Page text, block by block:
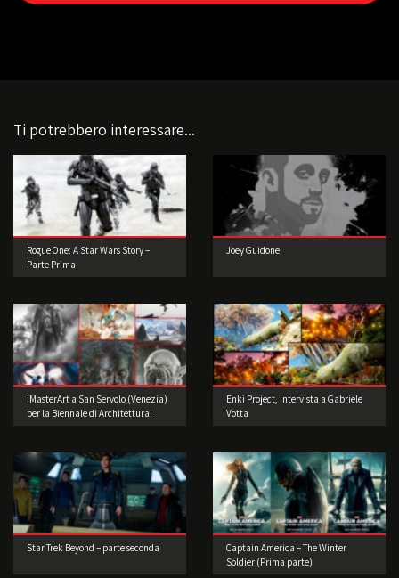
Ti potrebbero interessare...
Rogue One: A Star Wars Story –
Parte Prima
Joey Guidone
iMasterArt a San Servolo (Venezia)
per la Biennale di Architettura!
Enki Project, intervista a Gabriele
Votta
Star Trek Beyond – parte seconda
Captain America – The Winter
Soldier (Prima parte)